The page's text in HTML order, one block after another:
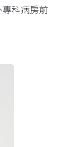
科病房前